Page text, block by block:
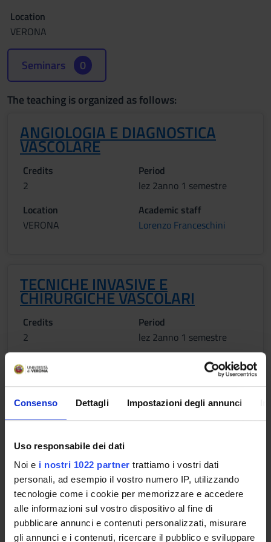
Consenso Dettagli Impostazioni degli annunci
Uso responsabile dei dati
Noi e i nostri 1022 partner trattiamo i vostri dati
personali, ad esempio il vostro numero IP, utilizzando
tecnologie come i cookie per memorizzare e accedere
alle informazioni sul vostro dispositivo al fine di
pubblicare annunci e contenuti personalizzati, misurare
gli annunci e i contenuti, ricercare il pubblico e sviluppare
Location
VERONA
Seminars 0
The teaching is organized as follows:
ANGIOLOGIA E DIAGNOSTICA
VASCOLARE
Credits
2
Period
lez 2anno 1 semestre
Location
VERONA
Academic staff
Lorenzo Franceschini
TECNICHE INVASIVE E
CHIRURGICHE VASCOLARI
Credits
2
Period
lez 2anno 1 semestre
VERONA
Gian Franco Veraldi
DIAGNOSTICA VASCOLARE
Credits
2
lez 2anno 1 semestre
Location
VERONA
Academic staff
Giovanni Puppini